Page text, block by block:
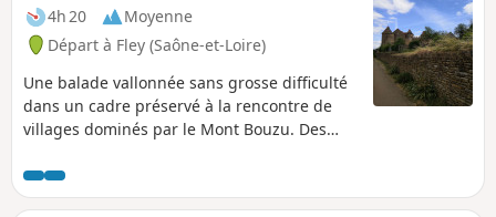
4h 20
Moyenne
Départ à Fley (Saône-et-Loire)
Une balade vallonnée sans grosse difficulté
dans un cadre préservé à la rencontre de
villages dominés par le Mont Bouzu. Des
notamment un plan large sur le Mont Saint-
Vincent et un passage au Château de